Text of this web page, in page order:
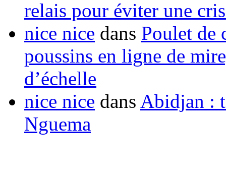
relais pour éviter une
nice nice dans Poulet de
poussins en ligne de
d’échelle
nice nice dans Abidjan :
Nguema